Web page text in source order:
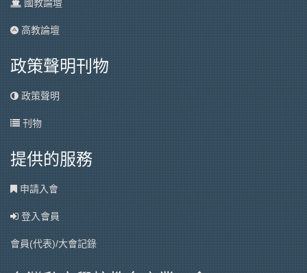
國教論壇
高教論壇
政策聲明刊物
政策聲明
刊物
提供的服務
申請入會
登入會員
會員(代表)/大會記錄